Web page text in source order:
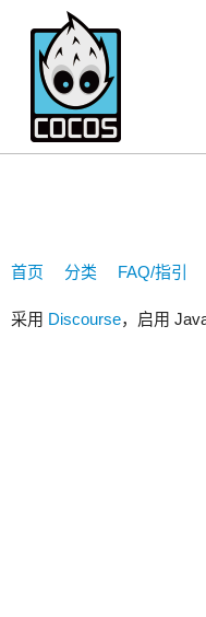
414845640
首页 分类 FAQ/指引
采用 Discourse，启用